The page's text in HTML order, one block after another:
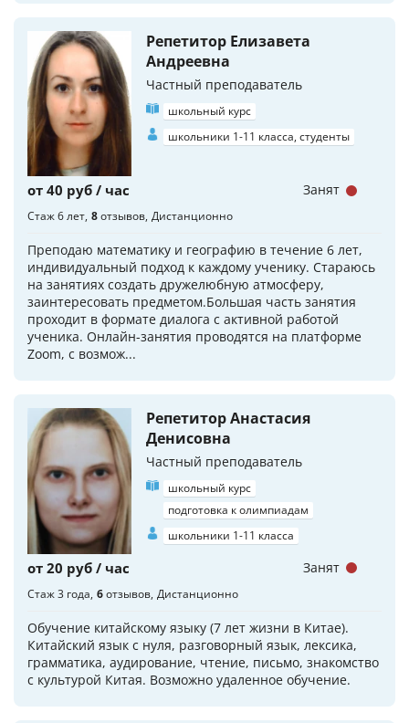
Репетитор Елизавета
Андреевна
Частный преподаватель
школьный курс
школьники 1-11 класса, студенты
от 40 руб / час
Стаж 6 лет 8отзывов Дистанционно
Преподаю математику и географию в течение 6 лет,
индивидуальный подход к каждому ученику. Стараюсь
на занятиях создать дружелюбную атмосферу,
заинтересовать предметом.Большая часть занятия
проходит в формате диалога с активной работой
ученика. Онлайн-занятия проводятся на платформе
Zoom, с возмож...
Занят
Репетитор Анастасия
Денисовна
Частный преподаватель
школьный курс
подготовка к олимпиадам
школьники 1-11 класса
от 20 руб / час
Стаж 3 года 6отзывов Дистанционно
Обучение китайскому языку (7 лет жизни в Китае).
Китайский язык с нуля, разговорный язык, лексика,
грамматика, аудирование, чтение, письмо, знакомство
с культурой Китая. Возможно удаленное обучение.
Занят